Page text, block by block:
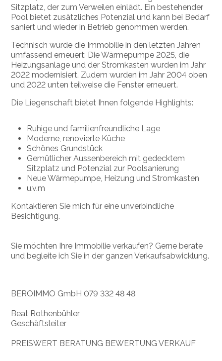
Sitzplatz, der zum Verweilen einlädt. Ein bestehender
Pool bietet zusätzliches Potenzial und kann bei Bedarf
saniert und wieder in Betrieb genommen werden.
Technisch wurde die Immobilie in den letzten Jahren
umfassend erneuert: Die Wärmepumpe 2025, die
Heizungsanlage und der Stromkasten wurden im Jahr
2022 modernisiert. Zudem wurden im Jahr 2004 oben
und 2022 unten teilweise die Fenster erneuert.
Die Liegenschaft bietet Ihnen folgende Highlights:
Ruhige und familienfreundliche Lage
Moderne, renovierte Küche
Schönes Grundstück
Gemütlicher Aussenbereich mit gedecktem
Sitzplatz und Potenzial zur Poolsanierung
Neue Wärmepumpe, Heizung und Stromkasten
u.v.m
Kontaktieren Sie mich für eine unverbindliche
Besichtigung.
Sie möchten Ihre Immobilie verkaufen? Gerne berate
und begleite ich Sie in der ganzen Verkaufsabwicklung.
BEROIMMO GmbH 079 332 48 48
Beat Rothenbühler
Geschäftsleiter
PREISWERT BERATUNG BEWERTUNG VERKAUF